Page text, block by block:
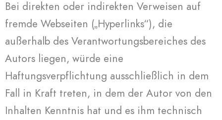
Bei direkten oder indirekten Verweisen auf
fremde Webseiten („Hyperlinks“), die
außerhalb des Verantwortungsbereiches des
Autors liegen, würde eine
Haftungsverpflichtung ausschließlich in dem
Fall in Kraft treten, in dem der Autor von den
Inhalten Kenntnis hat und es ihm technisch